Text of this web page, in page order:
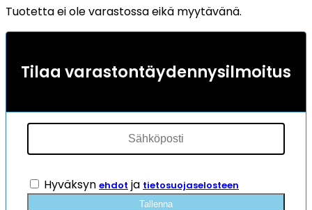
Tuotetta ei ole varastossa eikä myytävänä.
Tilaa varastontäydennysilmoitus
Hyväksyn ehdot ja tietosuojaselosteen
Tallenna